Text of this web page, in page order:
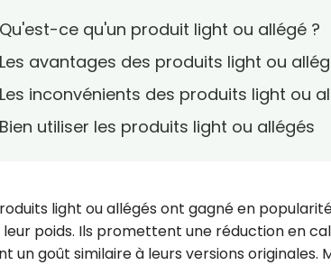
Qu'est-ce qu'un produit light ou allégé ?
Les avantages des produits light ou
Les inconvénients des produits light ou
Bien utiliser les produits light ou allégés
light ou allégés ont gagné en
poids. Ils promettent une réduction en
un goût similaire à leurs versions